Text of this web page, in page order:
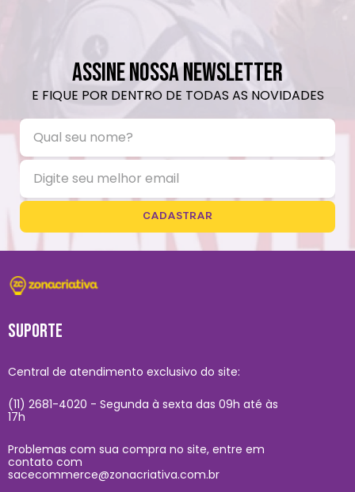
ASSINE NOSSA NEWSLETTER
E FIQUE POR DENTRO DE TODAS AS NOVIDADES
CADASTRAR
SUPORTE
Central de atendimento exclusivo do site:
(11) 2681-4020 - Segunda à sexta das 09h até às
17h
Problemas com sua compra no site, entre em
contato com
sacecommerce@zonacriativa.com.br